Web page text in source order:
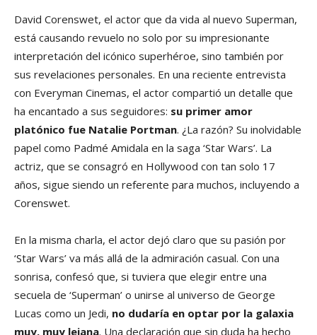
David Corenswet, el actor que da vida al nuevo Superman,
está causando revuelo no solo por su impresionante
interpretación del icónico superhéroe, sino también por
sus revelaciones personales. En una reciente entrevista
con Everyman Cinemas, el actor compartió un detalle que
ha encantado a sus seguidores: su primer amor
platónico fue Natalie Portman. ¿La razón? Su inolvidable
papel como Padmé Amidala en la saga ‘Star Wars’. La
actriz, que se consagró en Hollywood con tan solo 17
años, sigue siendo un referente para muchos, incluyendo a
Corenswet.
En la misma charla, el actor dejó claro que su pasión por
‘Star Wars’ va más allá de la admiración casual. Con una
sonrisa, confesó que, si tuviera que elegir entre una
secuela de ‘Superman’ o unirse al universo de George
Lucas como un Jedi, no dudaría en optar por la galaxia
muy, muy lejana. Una declaración que sin duda ha hecho